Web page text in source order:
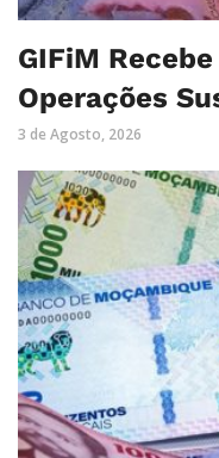
GIFiM
Operações
3 de Agosto, 2026